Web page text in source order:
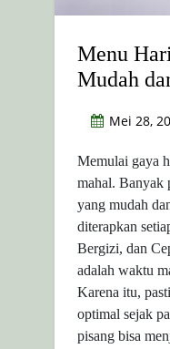
Menu
Mudah
Mei 28,
Memulai gaya
mahal. Banyak
yang mudah
diterapkan
Bergizi, dan
adalah waktu
Karena itu,
optimal sejak
pisang bisa